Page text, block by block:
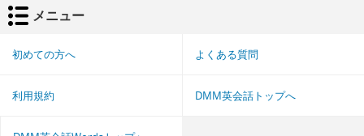
メニュー
初めての方へ よくある質問
利用規約 DMM英会話トップへ